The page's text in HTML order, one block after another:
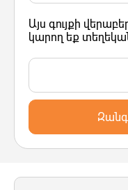
Այս գույքի
կարող եք